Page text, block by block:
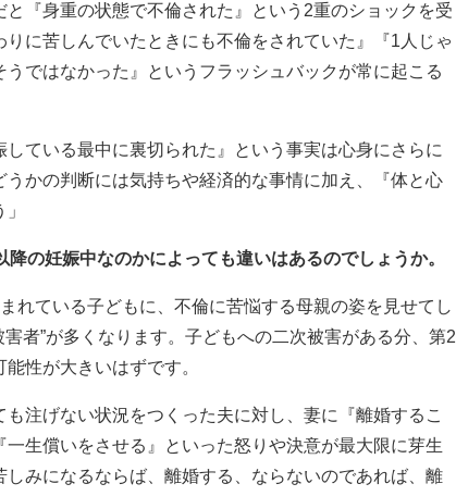
『身重の状態で不倫された』という2重のショックを受
に苦しんでいたときにも不倫をされていた』『1人じゃ
ではなかった』というフラッシュバックが常に起こる
ている最中に裏切られた』という事実は心身にさらに
かの判断には気持ちや経済的な事情に加え、『体と心
の妊娠中なのかによっても違いはあるのでしょうか。
れている子どもに、不倫に苦悩する母親の姿を見せてし
者”が多くなります。子どもへの二次被害がある分、第2
性が大きいはずです。
注げない状況をつくった夫に対し、妻に『離婚するこ
生償いをさせる』といった怒りや決意が最大限に芽生
みになるならば、離婚する、ならないのであれば、離